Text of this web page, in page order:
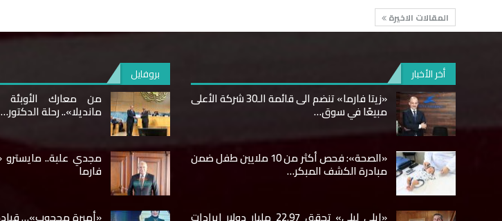
المقالات الاخيرة
أخر الأخبار
«زيتا فارما» تنضم الى قائمة الـ30 شركة الأعلى
مبيعًا في سوق…
«الصحة»: فحص أكثر من 10 ملايين طفل ضمن
مبادرة الكشف المبكر…
«إيلي ليلي» تحقق 22.97 مليار دولار إيرادات
بروفايل
من معارك الأوبئة
مانديلا».. رحلة الدكتور…
مجدي علبة..
فارما
«أميرة محجوب»…